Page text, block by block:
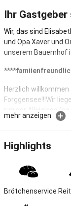
Ihr
Wir, das sind
und Opa Xaver und
unserem Bauernhof
Herzlich
Forggensee!!!Wir
ruhiger Alleinlage
die allgäuer
Ferienwohnungen
Wir, Christoph und
Herzlich
einem voll
zentraler Alleinlage
Unser Bauernhof
mehr anzeigen
Highlights
Brötchenservice